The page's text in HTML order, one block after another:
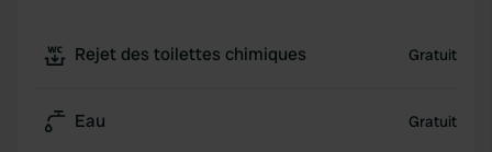
Rejet des toilettes chimiques Gratuit
Eau Gratuit